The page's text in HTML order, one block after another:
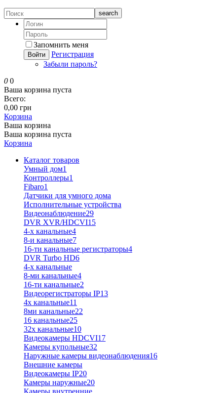
search
Запомнить меня
Войти
Регистрация
Забыли пароль?
0 0
Ваша корзина пуста
Всего:
0,00 грн
Корзина
Ваша корзина
Ваша корзина пуста
Корзина
Каталог товаров
Умный дом1
Контроллеры1
Fibaro1
Датчики для умного дома
Исполнительные устройства
Видеонаблюдение29
DVR XVR/HDCVI15
4-x канальные4
8-и канальные7
16-ти канальные регистраторы4
DVR Turbo HD6
4-х канальные
8-ми канальные4
16-ти канальные2
Видеорегистраторы IP13
4х канальные11
8ми канальные22
16 канальные25
32x канальные10
Видеокамеры HDCVI17
Камеры купольные32
Наружные камеры видеонаблюдения16
Внешние камеры
Видеокамеры IP20
Камеры наружные20